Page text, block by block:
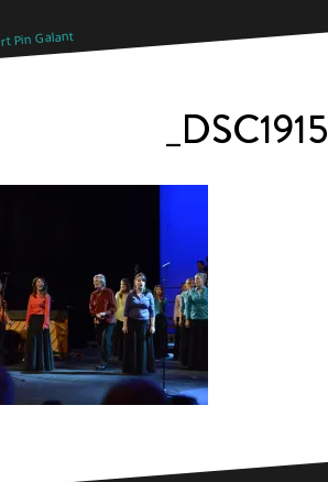
Pin Galant
_DSC1915